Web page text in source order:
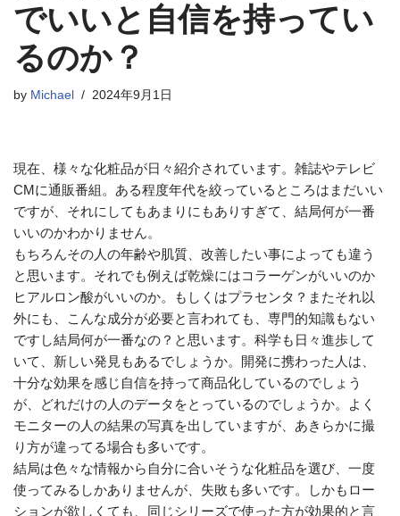
でいいと自信を持ってい
るのか？
by Michael 2024年9月1日
現在、様々な化粧品が日々紹介されています。雑誌やテレビ
CMに通販番組。ある程度年代を絞っているところはまだいい
ですが、それにしてもあまりにもありすぎて、結局何が一番
いいのかわかりません。
もちろんその人の年齢や肌質、改善したい事によっても違う
と思います。それでも例えば乾燥にはコラーゲンがいいのか
ヒアルロン酸がいいのか。もしくはプラセンタ？またそれ以
外にも、こんな成分が必要と言われても、専門的知識もない
ですし結局何が一番なの？と思います。科学も日々進歩して
いて、新しい発見もあるでしょうか。開発に携わった人は、
十分な効果を感じ自信を持って商品化しているのでしょう
が、どれだけの人のデータをとっているのでしょうか。よく
モニターの人の結果の写真を出していますが、あきらかに撮
り方が違ってる場合も多いです。
結局は色々な情報から自分に合いそうな化粧品を選び、一度
使ってみるしかありませんが、失敗も多いです。しかもロー
ションが欲しくても、同じシリーズで使った方が効果的と言